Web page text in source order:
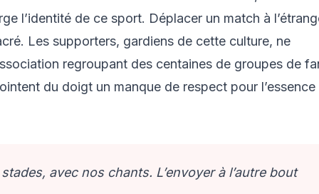
l’identité de ce sport. Déplacer un match à
Les supporters, gardiens de cette culture, ne
regroupant des centaines de groupes de
du doigt un manque de respect pour l’essence
avec nos chants. L’envoyer à l’autre bout